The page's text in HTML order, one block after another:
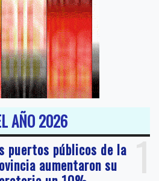
AÑO 2026
1
puertos públicos de la
aumentaron su